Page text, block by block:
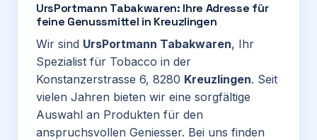
UrsPortmann Tabakwaren: Ihre Adresse für
feine Genussmittel in Kreuzlingen
Wir sind UrsPortmann Tabakwaren, Ihr
Spezialist für Tobacco in der
Konstanzerstrasse 6, 8280 Kreuzlingen. Seit
vielen Jahren bieten wir eine sorgfältige
Auswahl an Produkten für den
anspruchsvollen Geniesser. Bei uns finden